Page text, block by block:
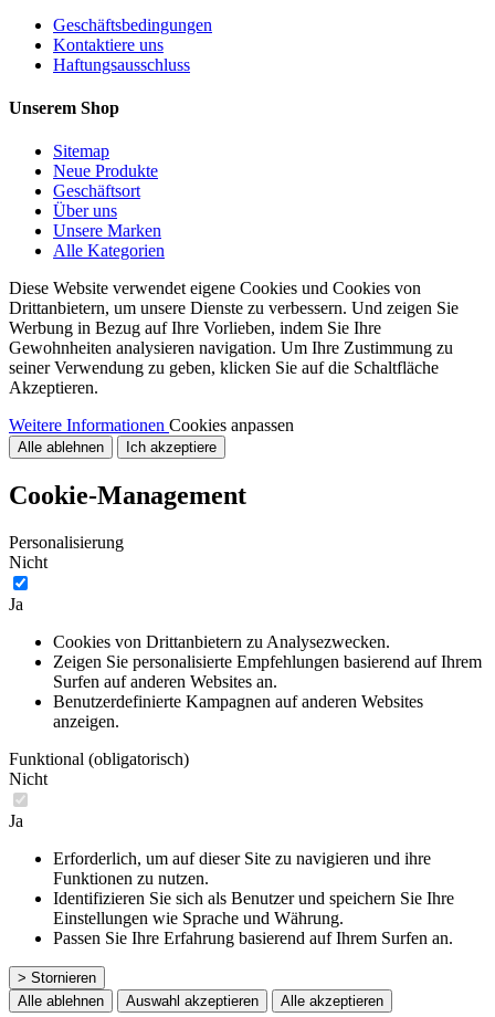
Geschäftsbedingungen
Kontaktiere uns
Haftungsausschluss
Unserem Shop
Sitemap
Neue Produkte
Geschäftsort
Über uns
Unsere Marken
Alle Kategorien
Diese Website verwendet eigene Cookies und Cookies von
Drittanbietern, um unsere Dienste zu verbessern. Und zeigen Sie
Werbung in Bezug auf Ihre Vorlieben, indem Sie Ihre
Gewohnheiten analysieren navigation. Um Ihre Zustimmung zu
seiner Verwendung zu geben, klicken Sie auf die Schaltfläche
Akzeptieren.
Weitere Informationen Cookies anpassen
Alle ablehnen Ich akzeptiere
Cookie-Management
Personalisierung
Nicht
Ja
Cookies von Drittanbietern zu Analysezwecken.
Zeigen Sie personalisierte Empfehlungen basierend auf Ihrem
Surfen auf anderen Websites an.
Benutzerdefinierte Kampagnen auf anderen Websites
anzeigen.
Funktional (obligatorisch)
Nicht
Ja
Erforderlich, um auf dieser Site zu navigieren und ihre
Funktionen zu nutzen.
Identifizieren Sie sich als Benutzer und speichern Sie Ihre
Einstellungen wie Sprache und Währung.
Passen Sie Ihre Erfahrung basierend auf Ihrem Surfen an.
> Stornieren
Alle ablehnen
Auswahl akzeptieren Alle akzeptieren